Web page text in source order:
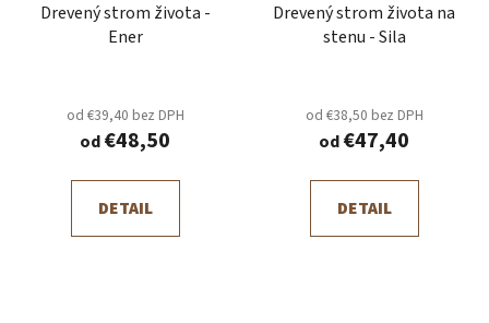
Drevený strom života -
Ener
od €39,40 bez DPH
od€48,50
DETAIL
Drevený strom života na
stenu - Sila
od €38,50 bez DPH
od€47,40
DETAIL